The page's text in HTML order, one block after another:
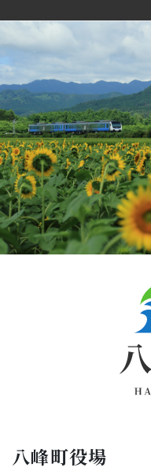
八峰町役場